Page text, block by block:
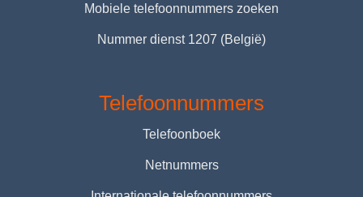
Mobiele telefoonnummers zoeken
Nummer dienst 1207 (België)
Telefoonnummers
Telefoonboek
Netnummers